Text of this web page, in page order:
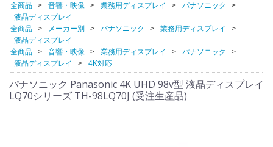
全商品 音響・映像 業務用ディスプレイ
パナソニック
液晶ディスプレイ
全商品
メーカー別 パナソニック
業務用ディスプレイ
液晶ディスプレイ
全商品
音響・映像 業務用ディスプレイ
パナソニック
液晶ディスプレイ
4K対応
パナソニック Panasonic 4K UHD 98v型 液晶ディスプレイ
LQ70シリーズ TH-98LQ70J (受注生産品)